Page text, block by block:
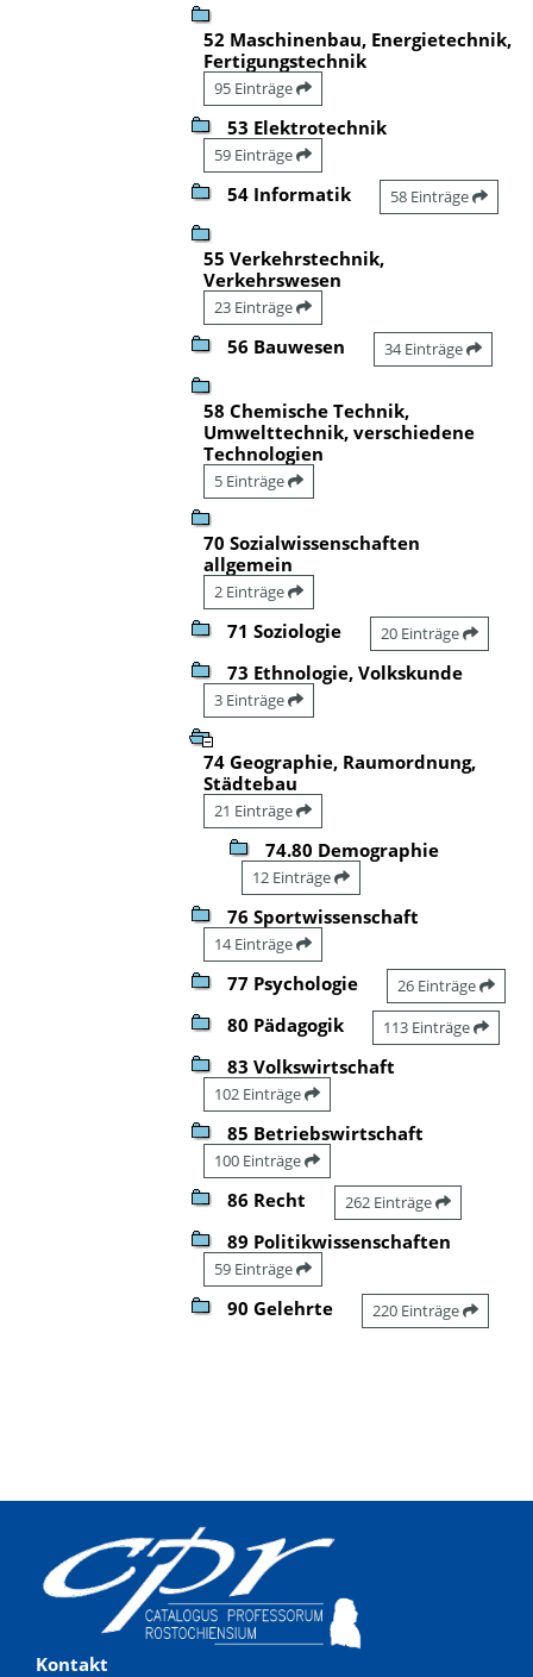
52 Maschinenbau, Energietechnik,
Fertigungstechnik
95 Einträge
53 Elektrotechnik
59 Einträge
54 Informatik 58 Einträge
55 Verkehrstechnik,
Verkehrswesen
23 Einträge
56 Bauwesen 34 Einträge
58 Chemische Technik,
Umwelttechnik, verschiedene
Technologien
5 Einträge
70 Sozialwissenschaften
allgemein
2 Einträge
71 Soziologie 20 Einträge
73 Ethnologie, Volkskunde
3 Einträge
74 Geographie, Raumordnung,
Städtebau
21 Einträge
74.80 Demographie
12 Einträge
76 Sportwissenschaft
14 Einträge
77 Psychologie 26 Einträge
80 Pädagogik 113 Einträge
83 Volkswirtschaft
102 Einträge
85 Betriebswirtschaft
100 Einträge
86 Recht 262 Einträge
89 Politikwissenschaften
59 Einträge
90 Gelehrte 220 Einträge
Kontakt